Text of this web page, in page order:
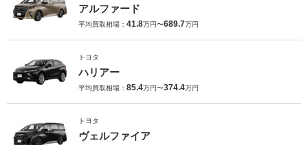
アルファード
平均買取相場： 41.8万円〜689.7万円
トヨタ
ハリアー
平均買取相場： 85.4万円〜374.4万円
トヨタ
ヴェルファイア